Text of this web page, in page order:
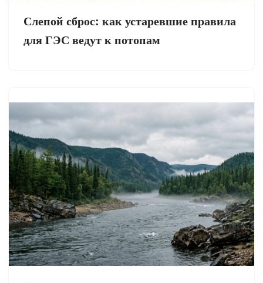
Слепой сброс: как устаревшие правила
для ГЭС ведут к потопам